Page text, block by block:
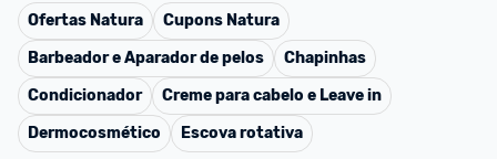
Ofertas Natura Cupons Natura
Barbeador e Aparador de pelos
Chapinhas
Condicionador
Creme para cabelo e Leave in
Dermocosmético
Escova rotativa